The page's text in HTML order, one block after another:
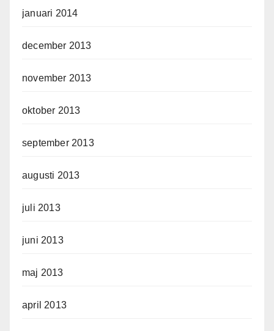
januari 2014
december 2013
november 2013
oktober 2013
september 2013
augusti 2013
juli 2013
juni 2013
maj 2013
april 2013